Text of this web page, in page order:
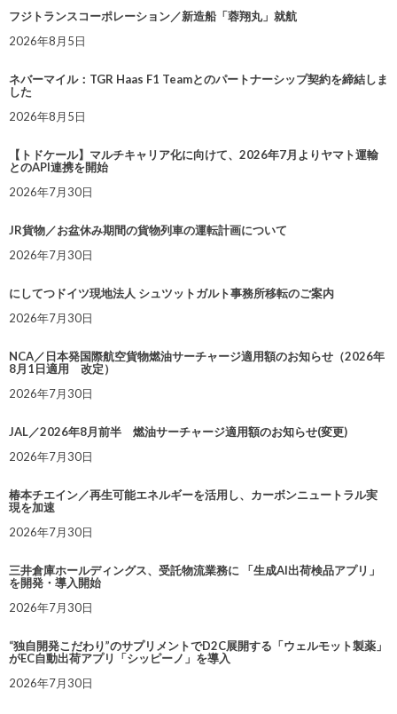
フジトランスコーポレーション／新造船「蓉翔丸」就航
2026年8月5日
ネバーマイル：TGR Haas F1 Teamとのパートナーシップ契約を締結しま
した
2026年8月5日
【トドケール】マルチキャリア化に向けて、2026年7月よりヤマト運輸
とのAPI連携を開始
2026年7月30日
JR貨物／お盆休み期間の貨物列車の運転計画について
2026年7月30日
にしてつドイツ現地法人 シュツットガルト事務所移転のご案内
2026年7月30日
NCA／日本発国際航空貨物燃油サーチャージ適用額のお知らせ（2026年
8月1日適用 改定）
2026年7月30日
JAL／2026年8月前半 燃油サーチャージ適用額のお知らせ(変更)
2026年7月30日
椿本チエイン／再生可能エネルギーを活用し、カーボンニュートラル実
現を加速
2026年7月30日
三井倉庫ホールディングス、受託物流業務に 「生成AI出荷検品アプリ」
を開発・導入開始
2026年7月30日
“独自開発こだわり”のサプリメントでD2C展開する「ウェルモット製薬」
がEC自動出荷アプリ「シッピーノ」を導入
2026年7月30日